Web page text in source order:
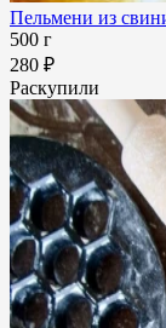
Пельмени из
500 г
280 ₽
Раскупили